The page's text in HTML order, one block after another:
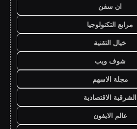
ان سفن
مرابع التكنولوجيا
خيال التقنية
شوف ويب
مجلة الاسهم
الشرقية الاقتصادية
عالم الايفون